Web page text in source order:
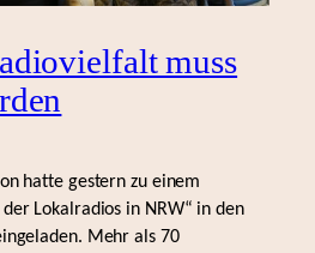
muss
hatte gestern zu einem
Lokalradios in NRW“ in den
Mehr als 70